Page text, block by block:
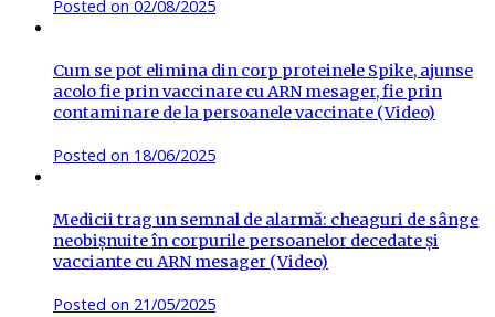
Posted on 02/08/2025
Cum se pot elimina din corp proteinele Spike, ajunse
acolo fie prin vaccinare cu ARN mesager, fie prin
contaminare de la persoanele vaccinate (Video)
Posted on 18/06/2025
Medicii trag un semnal de alarmă: cheaguri de sânge
neobișnuite în corpurile persoanelor decedate și
vacciante cu ARN mesager (Video)
Posted on 21/05/2025